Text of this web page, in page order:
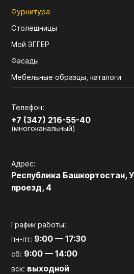
Фурнитура
Столешницы
Мой ЭГГЕР
Фасады
Мебельные образцы, каталоги
Телефон:
+7 (347) 216-55-40
(многоканальный)
Адрес:
Республика Башкортостан,
проезд, 4
График работы:
пн-пт: 9:00 — 17:30
сб: 9:00 — 14:00
вск: выходной